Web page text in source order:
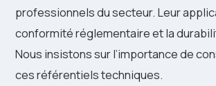
professionnels du secteur. Leur
conformité réglementaire et la
Nous insistons sur l’importance de
ces référentiels techniques.